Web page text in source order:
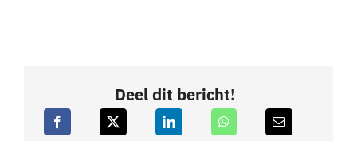
Deel dit bericht!